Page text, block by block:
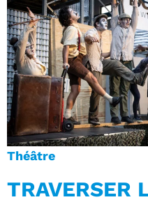
Théâtre
TRAVERSER